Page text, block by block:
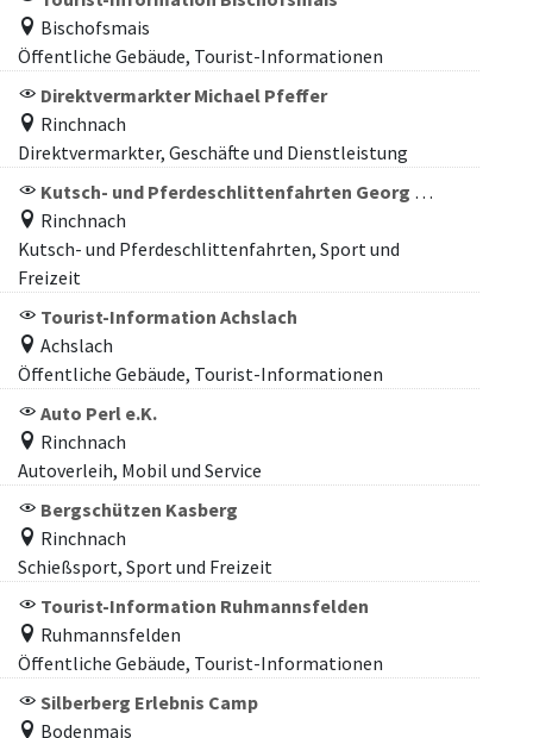
Bischofsmais
Öffentliche Gebäude, Tourist-Informationen
Direktvermarkter Michael Pfeffer
Rinchnach
Direktvermarkter, Geschäfte und Dienstleistung
Kutsch- und Pferdeschlittenfahrten Georg Marchl
Rinchnach
Kutsch- und Pferdeschlittenfahrten, Sport und
Freizeit
Tourist-Information Achslach
Achslach
Öffentliche Gebäude, Tourist-Informationen
Auto Perl e.K.
Rinchnach
Autoverleih, Mobil und Service
Bergschützen Kasberg
Rinchnach
Schießsport, Sport und Freizeit
Tourist-Information Ruhmannsfelden
Ruhmannsfelden
Öffentliche Gebäude, Tourist-Informationen
Silberberg Erlebnis Camp
Bodenmais